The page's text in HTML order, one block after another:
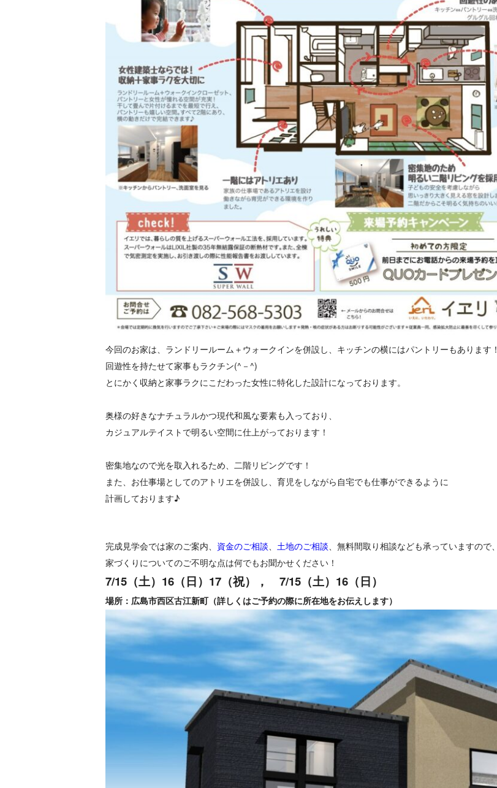
今回のお家は、ランドリールーム＋ウォークインを併設し、キッチンの横にはパントリーもあります！
回遊性を持たせて家事もラクチン(^－^)
とにかく収納と家事ラクにこだわった女性に特化した設計になっております。
奥様の好きなナチュラルかつ現代和風な要素も入っており、
カジュアルテイストで明るい空間に仕上がっております！
密集地なので光を取入れるため、二階リビングです！
また、お仕事場としてのアトリエを併設し、育児をしながら自宅でも仕事ができるように
計画しております♪
完成見学会では家のご案内、 資金のご相談、 土地のご相談、無料間取り相談なども承っていますので、
家づくりについてのご不明な点は何でもお聞かせください！
7/15（土）16（日）17（祝）， 7/15（土）16（日）
場所：広島市西区古江新町（詳しくはご予約の際に所在地をお伝えします）